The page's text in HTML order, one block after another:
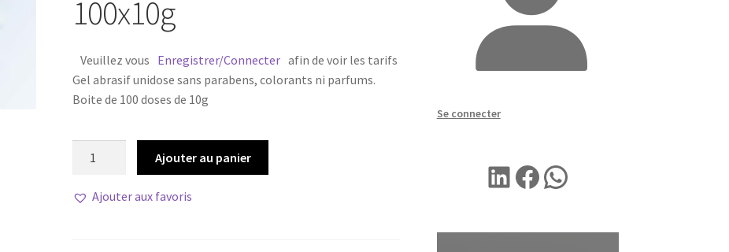
100x10g
Veuillez vous Enregistrer/Connecter afin de voir les tarifs
Gel abrasif unidose sans parabens, colorants ni parfums.
Boite de 100 doses de 10g
abrasif
Ajouter au panier
Ajouter aux favoris
Se connecter
LINKEDIN
Facebook
WhatsApp